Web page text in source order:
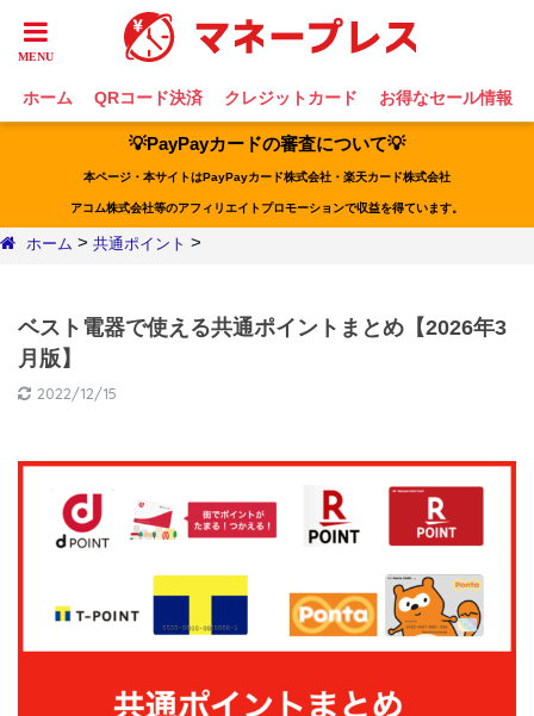
ホーム QRコード決済 クレジットカード お得なセール情報
💡PayPayカードの審査について💡
本ページ・本サイトはPayPayカード株式会社・楽天カード株式会社
アコム株式会社等のアフィリエイトプロモーションで収益を得ています。
ホーム > 共通ポイント >
ベスト電器で使える共通ポイントまとめ【2026年3
月版】
2022/12/15